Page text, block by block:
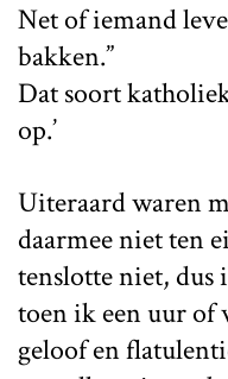
Net of iemand
bakken.”
Dat soort
op.’
Uiteraard waren
daarmee niet ten
tenslotte niet, dus
toen ik een uur of
geloof en